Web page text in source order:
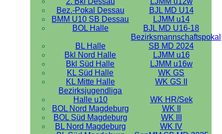
Bez.-Pokal Dessau
BJL MD U14
BMM U10 SB Dessau
LJMM u14
BOL Halle
BJL MD U16-18
BL Halle
Bezirksmannschaftspokal
SB MD 2024
Bkl Nord Halle
LJMM u16
Bkl Süd Halle
LJMM u16w
KL Süd Halle
WK GS
KL Mitte Halle
WK GS II
Bezirksjugendliga
Halle u10
WK HR/Sek
BOL Nord Magdeburg
WK II
BOL Süd Magdeburg
WK III
BL Nord Magdeburg
WK IV